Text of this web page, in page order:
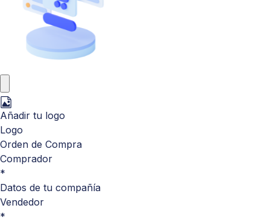
Añadir tu logo
Logo
Orden de Compra
Comprador
*
Datos de tu compañía
Vendedor
*